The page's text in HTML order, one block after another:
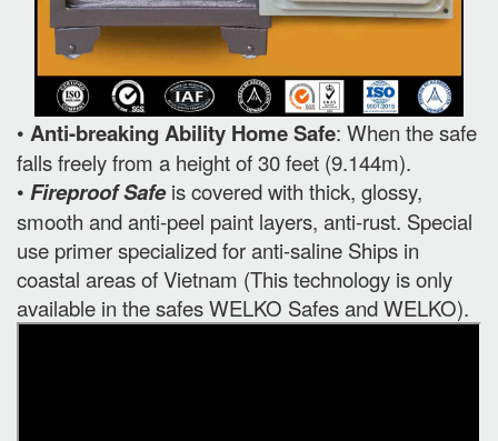
• Anti-breaking Ability Home Safe: When the safe
falls freely from a height of 30 feet (9.144m).
• Fireproof Safeis covered with thick, glossy,
smooth and anti-peel paint layers, anti-rust. Special
use primer specialized for anti-saline Ships in
coastal areas of Vietnam (This technology is only
available in the safes WELKO Safes and WELKO).